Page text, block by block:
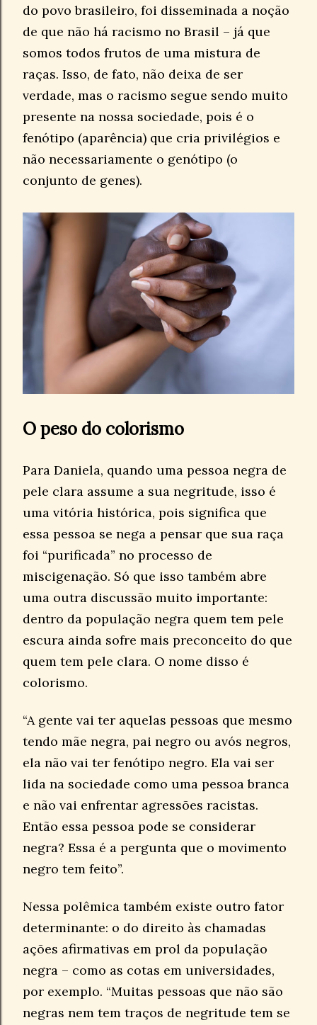
do povo brasileiro, foi disseminada a noção
de que não há racismo no Brasil – já que
somos todos frutos de uma mistura de
raças. Isso, de fato, não deixa de ser
verdade, mas o racismo segue sendo muito
presente na nossa sociedade, pois é o
fenótipo (aparência) que cria privilégios e
não necessariamente o genótipo (o
conjunto de genes).
O peso do colorismo
Para Daniela, quando uma pessoa negra de
pele clara assume a sua negritude, isso é
uma vitória histórica, pois significa que
essa pessoa se nega a pensar que sua raça
foi “purificada” no processo de
miscigenação. Só que isso também abre
uma outra discussão muito importante:
dentro da população negra quem tem pele
escura ainda sofre mais preconceito do que
quem tem pele clara. O nome disso é
colorismo.
“A gente vai ter aquelas pessoas que mesmo
tendo mãe negra, pai negro ou avós negros,
ela não vai ter fenótipo negro. Ela vai ser
lida na sociedade como uma pessoa branca
e não vai enfrentar agressões racistas.
Então essa pessoa pode se considerar
negra? Essa é a pergunta que o movimento
negro tem feito”.
Nessa polêmica também existe outro fator
determinante: o do direito às chamadas
ações afirmativas em prol da população
negra – como as cotas em universidades,
por exemplo. “Muitas pessoas que não são
negras nem tem traços de negritude tem se